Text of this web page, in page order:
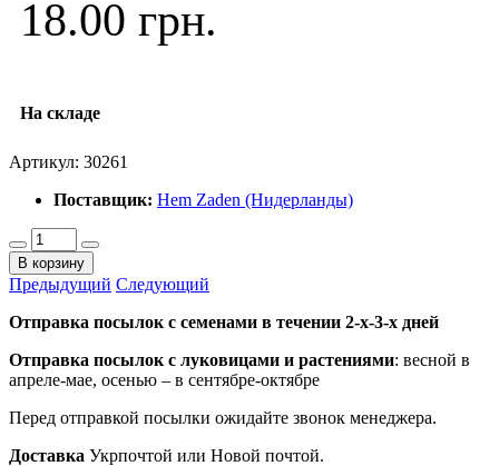
18.00 грн.
На складе
Артикул: 30261
Поставщик: Hem Zaden (Нидерланды)
В корзину
Предыдущий Следующий
Отправка посылок с семенами в течении 2-х-3-х дней
Отправка посылок с луковицами и растениями: весной в
апреле-мае, осенью – в сентябре-октябре
Перед отправкой посылки ожидайте звонок менеджера.
Доставка Укрпочтой или Новой почтой.